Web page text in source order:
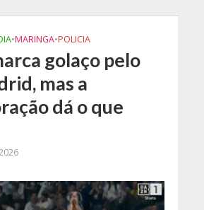
•MARINGA•POLICIA
golaço pelo
mas a
dá o que